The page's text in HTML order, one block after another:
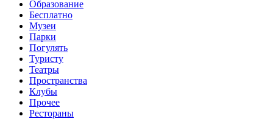
Образование
Бесплатно
Музеи
Парки
Погулять
Туристу
Театры
Пространства
Клубы
Прочее
Рестораны